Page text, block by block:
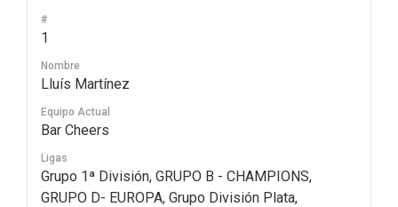
#
1
Nombre
Lluís Martínez
Equipo Actual
Bar Cheers
Ligas
Grupo 1ª División, GRUPO B - CHAMPIONS,
GRUPO D- EUROPA, Grupo División Plata,